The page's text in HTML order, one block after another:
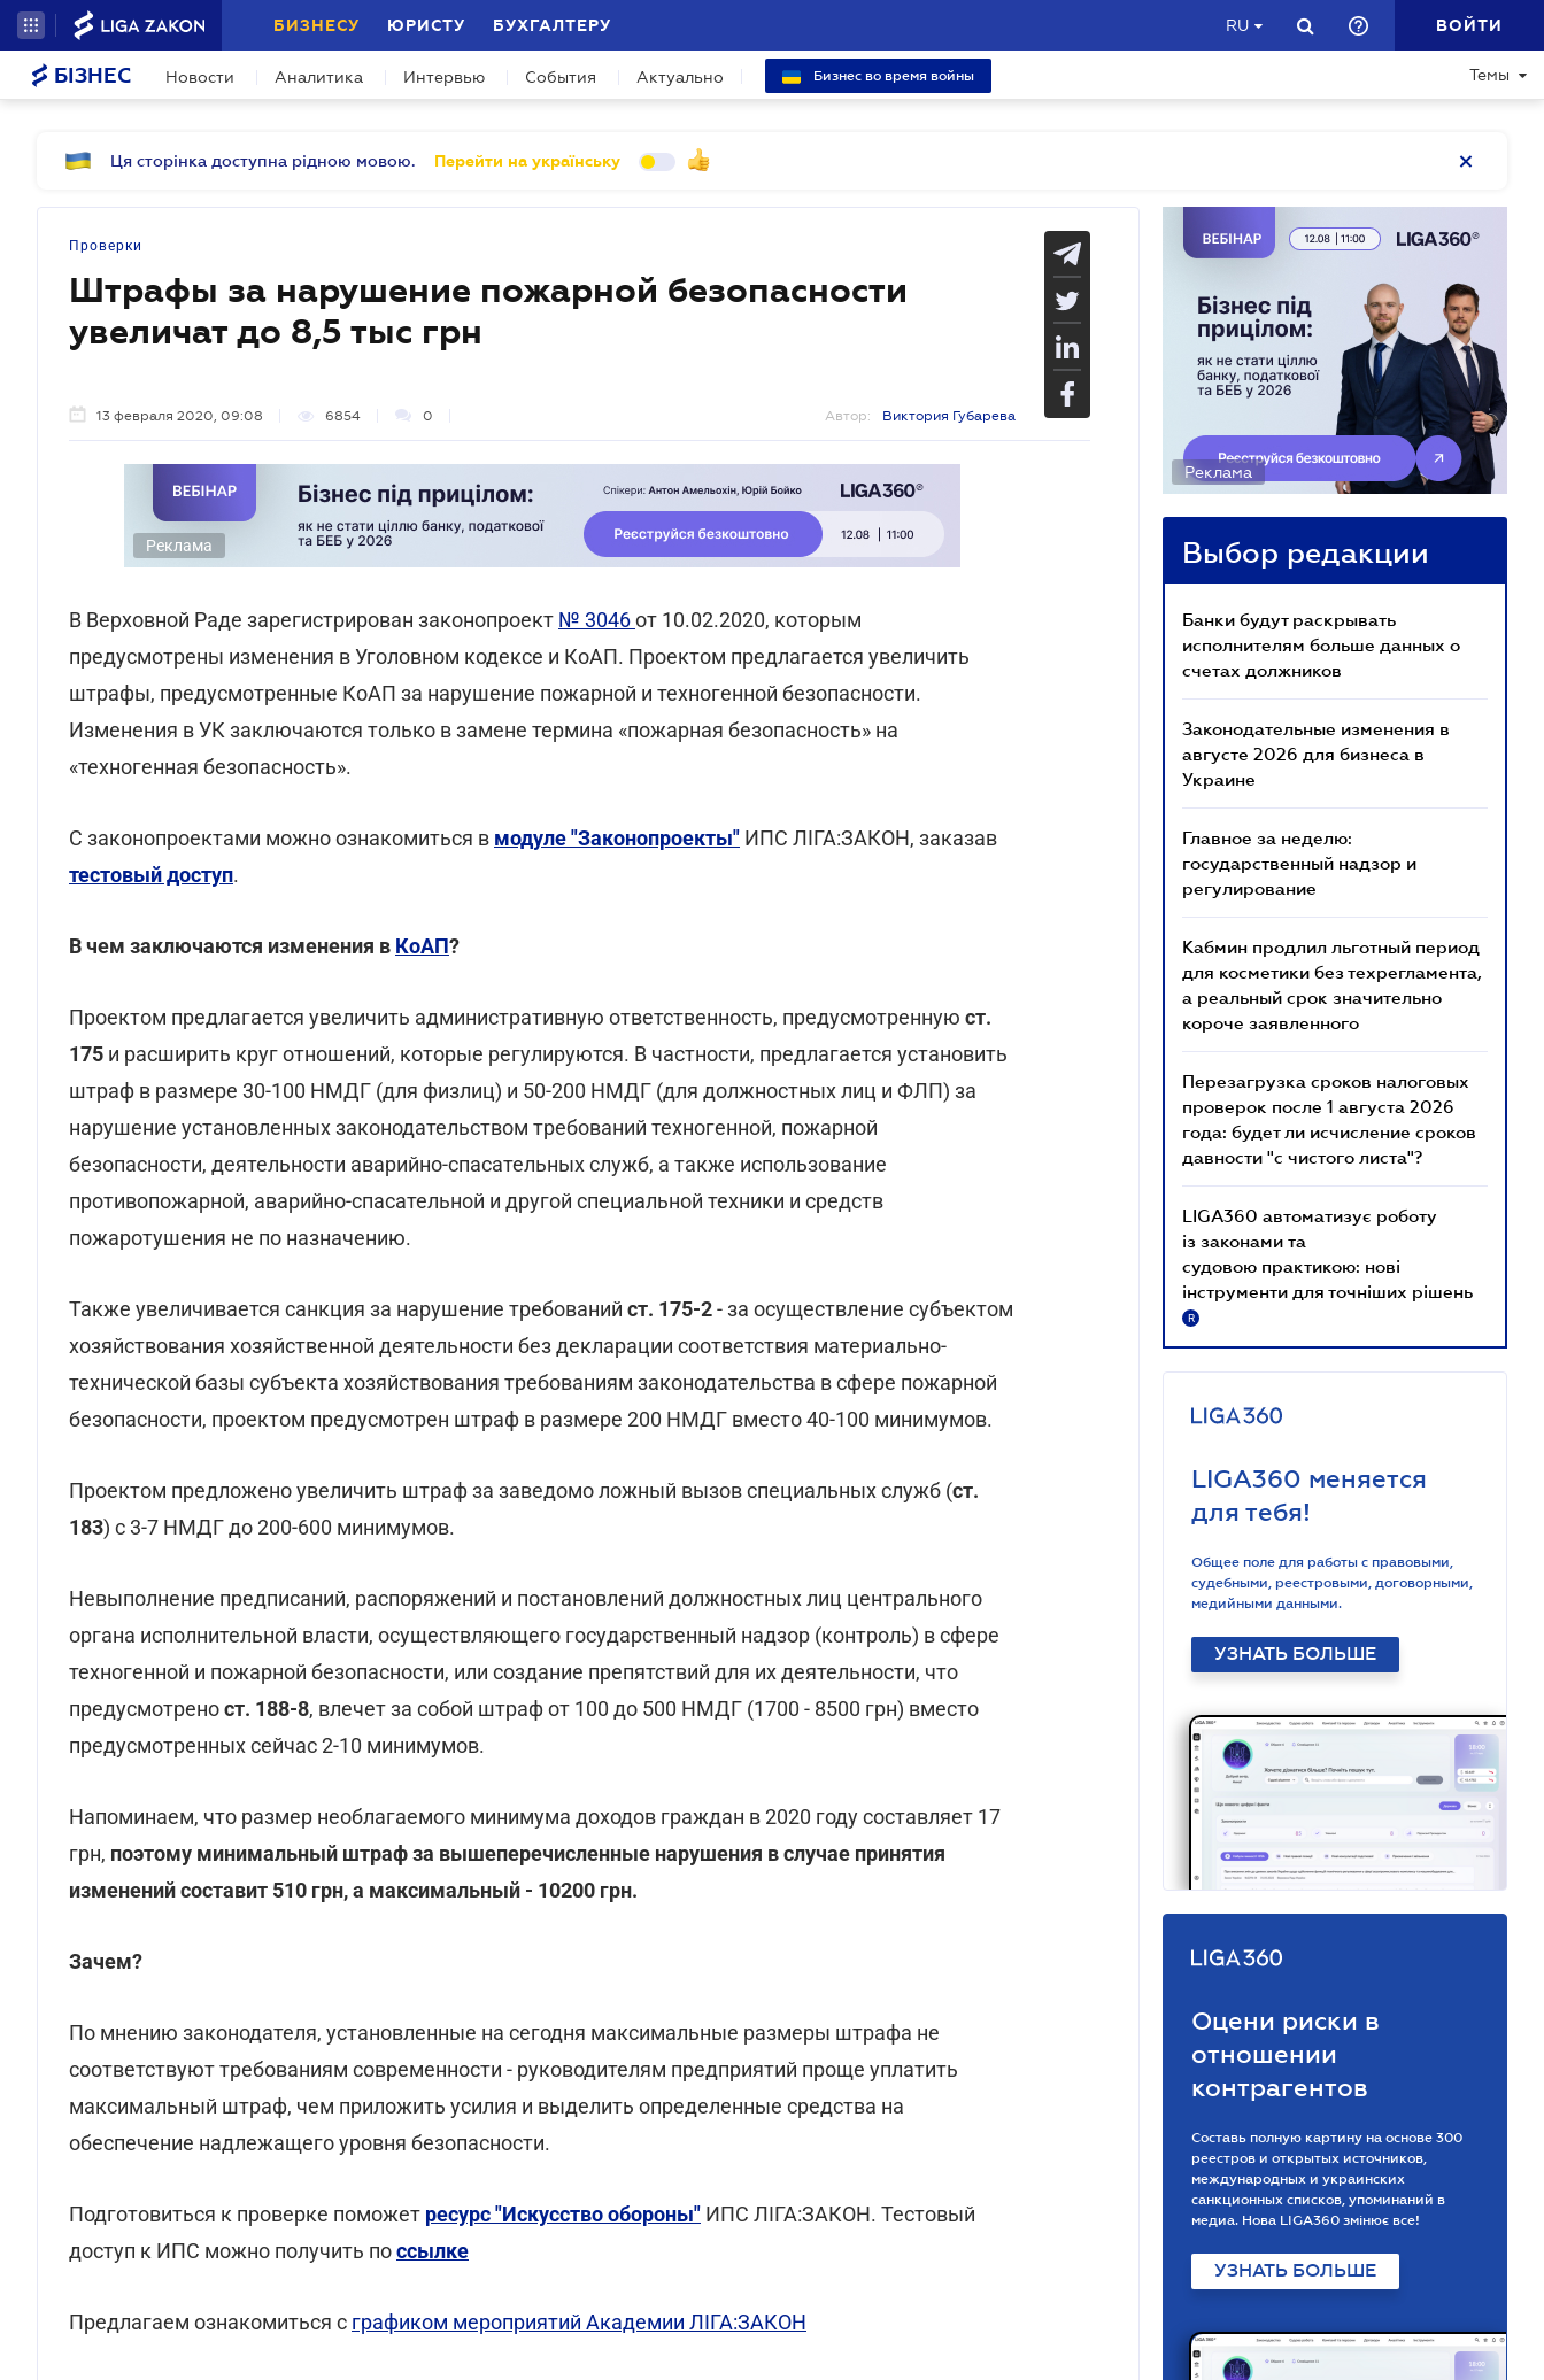
БИЗНЕСУ ЮРИСТУ БУХГАЛТЕРУ RU ВОЙТИ
БІЗНЕС Новости Аналитика Интервью События Актуально Бизнес во время войны Темы
Ця сторінка доступна рідною мовою. Перейти на українську
Проверки
Штрафы за нарушение пожарной безопасности
увеличат до 8,5 тыс грн
13 февраля 2020, 09:08 6854 0 Автор: Виктория Губарева
Реклама
В Верховной Раде зарегистрирован законопроект № 3046от 10.02.2020, которым
предусмотрены изменения в Уголовном кодексе и КоАП. Проектом предлагается увеличить
штрафы, предусмотренные КоАП за нарушение пожарной и техногенной безопасности.
Изменения в УК заключаются только в замене термина «пожарная безопасность» на
«техногенная безопасность».
С законопроектами можно ознакомиться в модуле "Законопроекты" ИПС ЛІГА:ЗАКОН, заказав
тестовый доступ.
В чем заключаются изменения в КоАП?
Проектом предлагается увеличить административную ответственность, предусмотренную ст.
175 и расширить круг отношений, которые регулируются. В частности, предлагается установить
штраф в размере 30-100 НМДГ (для физлиц) и 50-200 НМДГ (для должностных лиц и ФЛП) за
нарушение установленных законодательством требований техногенной, пожарной
безопасности, деятельности аварийно-спасательных служб, а также использование
противопожарной, аварийно-спасательной и другой специальной техники и средств
пожаротушения не по назначению.
Также увеличивается санкция за нарушение требований ст. 175-2- за осуществление субъектом
хозяйствования хозяйственной деятельности без декларации соответствия материально-
технической базы субъекта хозяйствования требованиям законодательства в сфере пожарной
безопасности, проектом предусмотрен штраф в размере 200 НМДГ вместо 40-100 минимумов.
Проектом предложено увеличить штраф за заведомо ложный вызов специальных служб (ст.
183) с 3-7 НМДГ до 200-600 минимумов.
Невыполнение предписаний, распоряжений и постановлений должностных лиц центрального
органа исполнительной власти, осуществляющего государственный надзор (контроль) в сфере
техногенной и пожарной безопасности, или создание препятствий для их деятельности, что
предусмотреност. 188-8, влечет за собой штраф от 100 до 500 НМДГ (1700 - 8500 грн) вместо
предусмотренных сейчас 2-10 минимумов.
Напоминаем, что размер необлагаемого минимума доходов граждан в 2020 году составляет 17
грн, поэтому минимальный штраф за вышеперечисленные нарушения в случае принятия
изменений составит 510 грн, а максимальный - 10200 грн.
Зачем?
По мнению законодателя, установленные на сегодня максимальные размеры штрафа не
соответствуют требованиям современности - руководителям предприятий проще уплатить
максимальный штраф, чем приложить усилия и выделить определенные средства на
обеспечение надлежащего уровня безопасности.
Подготовиться к проверке поможет ресурс "Искусство обороны" ИПС ЛІГА:ЗАКОН. Тестовый
доступ к ИПС можно получить поссылке
Предлагаем ознакомиться с графиком мероприятий Академии ЛІГА:ЗАКОН
Реклама
Выбор редакции
Банки будут раскрывать
исполнителям больше данных о
счетах должников
Законодательные изменения в
августе 2026 для бизнеса в
Украине
Главное за неделю:
государственный надзор и
регулирование
Кабмин продлил льготный период
для косметики без техрегламента,
а реальный срок значительно
короче заявленного
Перезагрузка сроков налоговых
проверок после 1 августа 2026
года: будет ли исчисление сроков
давности "с чистого листа"?
LIGA360 автоматизує роботу
із законами та
судовою практикою: нові
інструменти для точніших рішень
R
LIGA360 меняется
для тебя!
Общее поле для работы с правовыми,
судебными, реестровыми, договорными,
медийными данными.
УЗНАТЬ БОЛЬШЕ
Оцени риски в
отношении
контрагентов
Составь полную картину на основе 300
реестров и открытых источников,
международных и украинских
санкционных списков, упоминаний в
медиа. Нова LIGA360 змінює все!
УЗНАТЬ БОЛЬШЕ